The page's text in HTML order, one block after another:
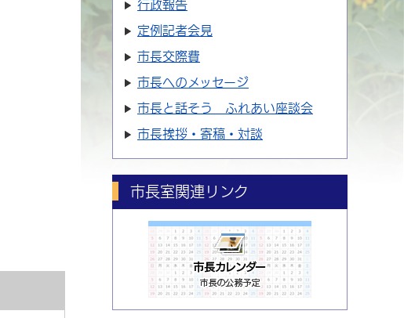
行政報告
定例記者会見
市長交際費
市長へのメッセージ
市長と話そう ふれあい座談会
市長挨拶・寄稿・対談
市長室関連リンク